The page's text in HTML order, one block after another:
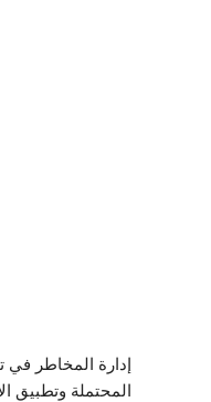
إدارة المخاطر
المحتملة وتطبيق